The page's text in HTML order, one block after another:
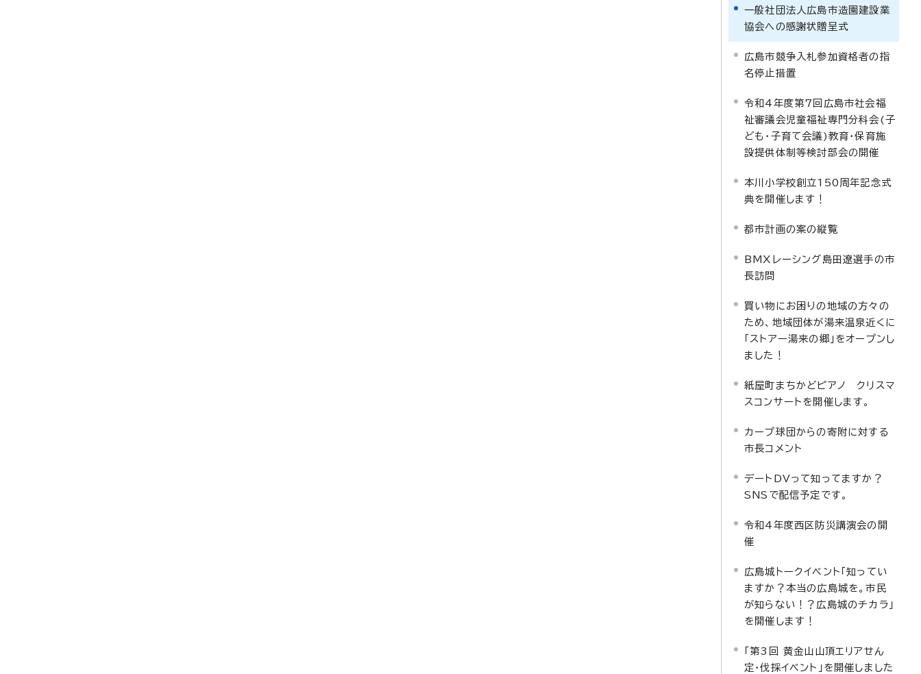
一般社団法人広島市造園建設業
協会への感謝状贈呈式
広島市競争入札参加資格者の指
名停止措置
令和4年度第7回広島市社会福
祉審議会児童福祉専門分科会(子
ども・子育て会議)教育・保育施
設提供体制等検討部会の開催
本川小学校創立150周年記念式
典を開催します！
都市計画の案の縦覧
BMXレーシング島田遼選手の市
長訪問
買い物にお困りの地域の方々の
ため、地域団体が湯来温泉近くに
「ストアー湯来の郷」をオープンし
ました！
紙屋町まちかどピアノ クリスマ
スコンサートを開催します。
カープ球団からの寄附に対する
市長コメント
デートDVって知ってますか？
SNSで配信予定です。
令和4年度西区防災講演会の開
催
広島城トークイベント「知ってい
ますか？本当の広島城を。市民
が知らない！？広島城のチカラ」
を開催します！
「第3回 黄金山山頂エリアせん
定・伐採イベント」を開催しました